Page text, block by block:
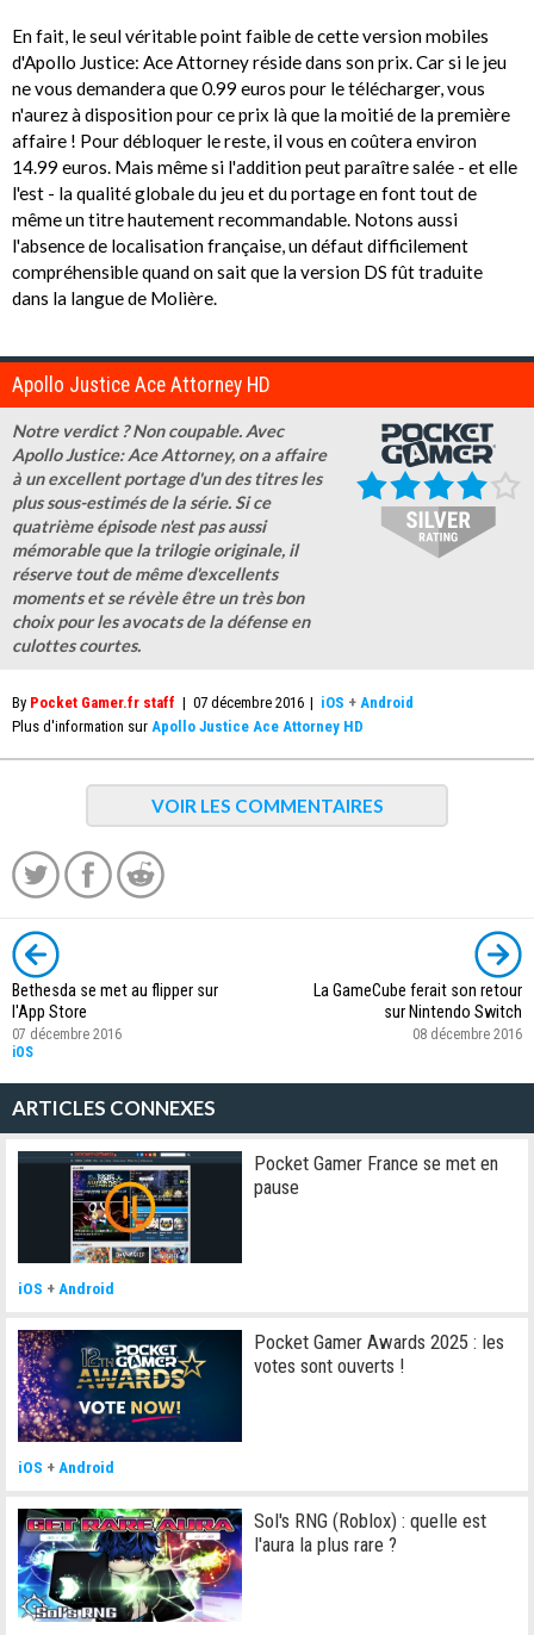
En fait, le seul véritable point faible de cette version mobiles
d'Apollo Justice: Ace Attorney réside dans son prix. Car si le jeu
ne vous demandera que 0.99 euros pour le télécharger, vous
n'aurez à disposition pour ce prix là que la moitié de la première
affaire ! Pour débloquer le reste, il vous en coûtera environ
14.99 euros. Mais même si l'addition peut paraître salée - et elle
l'est - la qualité globale du jeu et du portage en font tout de
même un titre hautement recommandable. Notons aussi
l'absence de localisation française, un défaut difficilement
compréhensible quand on sait que la version DS fût traduite
dans la langue de Molière.
Apollo Justice Ace Attorney HD
Notre verdict ? Non coupable. Avec
Apollo Justice: Ace Attorney, on a affaire
à un excellent portage d'un des titres les
plus sous-estimés de la série. Si ce
quatrième épisode n'est pas aussi
mémorable que la trilogie originale, il
réserve tout de même d'excellents
moments et se révèle être un très bon
choix pour les avocats de la défense en
culottes courtes.
By Pocket Gamer.fr staff | 07 décembre 2016 | iOS + Android
Plus d'information sur Apollo Justice Ace Attorney HD
VOIR LES COMMENTAIRES
Bethesda se met au flipper sur
l'App Store
07 décembre 2016
iOS
La GameCube ferait son retour
sur Nintendo Switch
08 décembre 2016
ARTICLES CONNEXES
Pocket Gamer France se met en
pause
iOS +Android
Pocket Gamer Awards 2025 : les
votes sont ouverts !
iOS +Android
Sol's RNG (Roblox) : quelle est
l'aura la plus rare ?